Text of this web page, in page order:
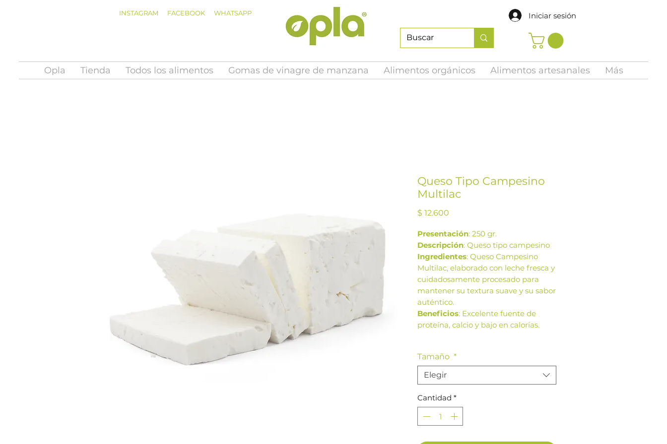
INSTAGRAM FACEBOOK WHATSAPP Iniciar sesión
Opla Tienda Todos los alimentos Gomas de vinagre de manzana Alimentos orgánicos Alimentos artesanales Más
Queso Tipo Campesino
Multilac
$ 12.600
Presentación: 250 gr.
Descripción: Queso tipo campesino
Ingredientes: Queso Campesino
Multilac, elaborado con leche fresca y
cuidadosamente procesado para
mantener su textura suave y su sabor
auténtico.
Beneficios: Excelente fuente de
proteína, calcio y bajo en calorías.
de referencia. Los tamaños,
presentación y colores de la imagen
pueden variar según cosechas o
producción.
Tamaño *
Elegir
Cantidad *